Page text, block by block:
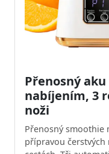
Přenosný aku
nabíjením, 3
noži
Přenosný smoothie
přípravou